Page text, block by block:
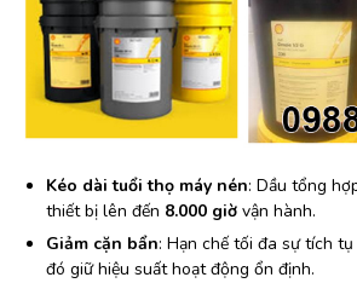
Kéo dài tuổi thọ máy nén: Dầu tổng
thiết bị lên đến 8.000 giờ vận hành.
Giảm cặn bẩn: Hạn chế tối đa sự tích
đó giữ hiệu suất hoạt động ổn định.